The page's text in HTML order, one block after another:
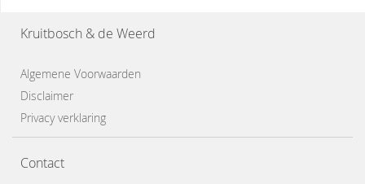
Kruitbosch & de Weerd
Algemene Voorwaarden
Disclaimer
Privacy verklaring
Contact